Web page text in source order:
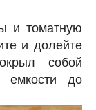
и томатную
и долейте
собой
емкости до